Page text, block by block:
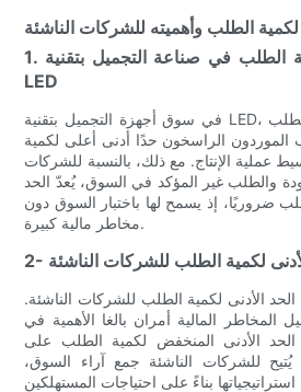
الطلب وأهميته للشركات الناشئة
1. خلفية الحد الأدنى لكمية الطلب في صناعة التجميل بتقنية
LED
في سوق أجهزة التجميل بتقنية LED، يلعب الحد الأدنى لكمية الطلب
الموردون الراسخون حدًا أدنى أعلى لكمية
عملية الإنتاج. مع ذلك، بالنسبة للشركات
والطلب غير المؤكد في السوق، يُعدّ الحد
ضروريًا، إذ يسمح لها باختبار السوق دون
مخاطر مالية كبيرة.
الأدنى لكمية الطلب للشركات الناشئة
الأدنى لكمية الطلب للشركات الناشئة.
المخاطر المالية أمران بالغا الأهمية في
الحد الأدنى المنخفض لكمية الطلب على
للشركات الناشئة جمع آراء السوق،